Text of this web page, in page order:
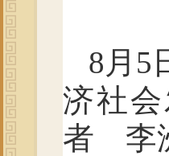
8月5
济社
者 李